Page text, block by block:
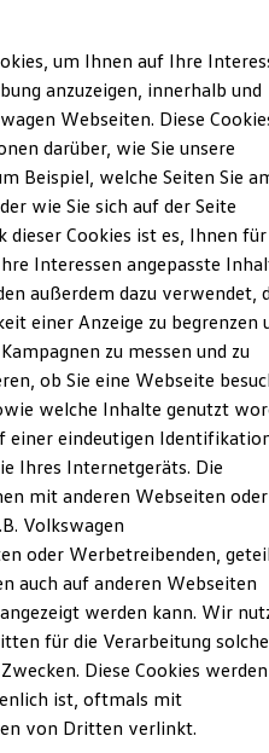
& Inspektion
bei Volkswagen Nutzfahrzeuge
& Apps
Ihren Transporter/Caravelle
Ihren Amarok
andere Modelle
Updates
und Sicherheitssysteme
Ölverdünnung
Produkte
im
um Ihnen auf Ihre
anzuzeigen, innerhalb und
Webseiten. Diese
darüber, wie Sie unsere
Beispiel, welche Seiten Sie
wie Sie sich auf der Seite
dieser Cookies ist es, Ihnen für
Interessen angepasste
außerdem dazu verwendet,
einer Anzeige zu begrenzen
zu messen und zu
ob Sie eine Webseite
welche Inhalte genutzt
einer eindeutigen
Ihres Internetgeräts. Die
mit anderen Webseiten oder
Volkswagen
oder Werbetreibenden,
auch auf anderen Webseiten
werden kann. Wir
für die Verarbeitung
Diese Cookies
ist, oftmals mit
von Dritten verlinkt.